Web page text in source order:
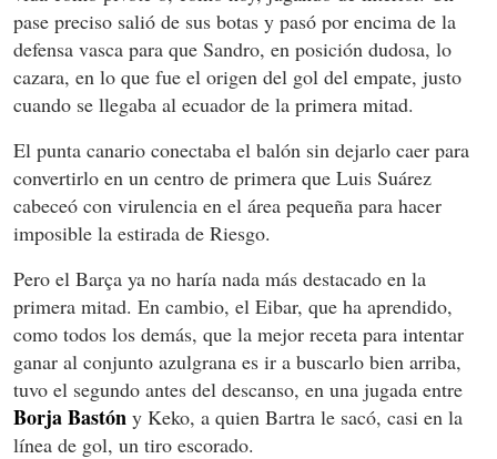
pase preciso salió de sus botas y pasó por encima de la
defensa vasca para que Sandro, en posición dudosa, lo
cazara, en lo que fue el origen del gol del empate, justo
cuando se llegaba al ecuador de la primera mitad.
El punta canario conectaba el balón sin dejarlo caer para
convertirlo en un centro de primera que Luis Suárez
cabeceó con virulencia en el área pequeña para hacer
imposible la estirada de Riesgo.
Pero el Barça ya no haría nada más destacado en la
primera mitad. En cambio, el Eibar, que ha aprendido,
como todos los demás, que la mejor receta para intentar
ganar al conjunto azulgrana es ir a buscarlo bien arriba,
tuvo el segundo antes del descanso, en una jugada entre
Borja Bastón y Keko, a quien Bartra le sacó, casi en la
línea de gol, un tiro escorado.